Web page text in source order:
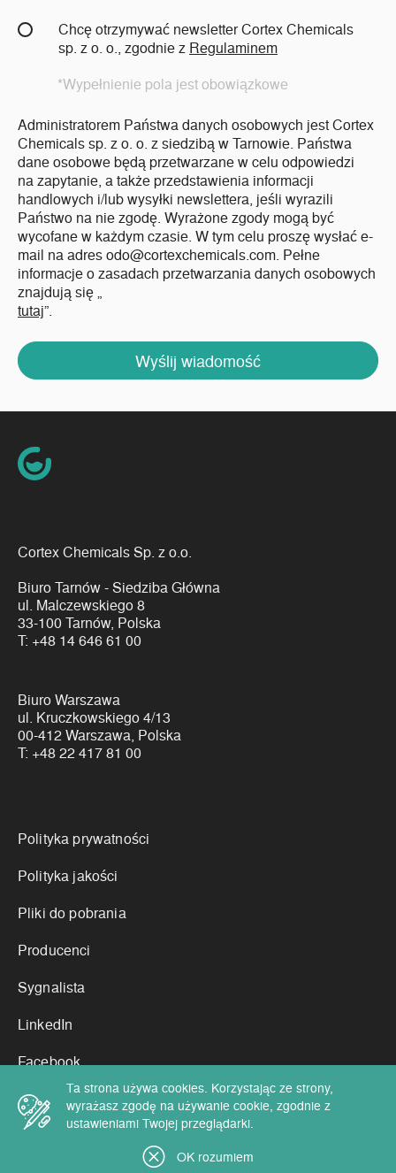
Chcę otrzymywać newsletter Cortex Chemicals
sp. z o. o., zgodnie z Regulaminem
*Wypełnienie pola jest obowiązkowe
Administratorem Państwa danych osobowych jest Cortex
Chemicals sp. z o. o. z siedzibą w Tarnowie. Państwa
dane osobowe będą przetwarzane w celu odpowiedzi
na zapytanie, a także przedstawienia informacji
handlowych i/lub wysyłki newslettera, jeśli wyrazili
Państwo na nie zgodę. Wyrażone zgody mogą być
wycofane w każdym czasie. W tym celu proszę wysłać e-
mail na adres odo@cortexchemicals.com. Pełne
informacje o zasadach przetwarzania danych osobowych
znajdują się „
tutaj”.
Wyślij wiadomość
Cortex Chemicals Sp. z o.o.
Biuro Tarnów - Siedziba Główna
ul. Malczewskiego 8
33-100 Tarnów, Polska
T: +48 14 646 61 00
Biuro Warszawa
ul. Kruczkowskiego 4/13
00-412 Warszawa, Polska
T: +48 22 417 81 00
Linki
Polityka prywatności
Polityka jakości
Pliki do pobrania
Producenci
Sygnalista
LinkedIn
Facebook
Copyright by Cortex Chemicals 2026
Ta strona używa cookies. Korzystając ze strony,
wyrażasz zgodę na używanie cookie, zgodnie z
ustawieniami Twojej przeglądarki.
OK rozumiem